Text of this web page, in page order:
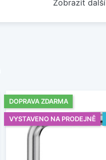
Zobrazit další
DOPRAVA ZDARMA
VYSTAVENO NA PRODEJNĚ